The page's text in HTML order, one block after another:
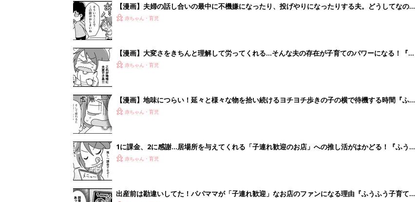
【漫画】夫婦の話し合いの最中に不機嫌になったり、投げやりになったりする夫。どうしてなの⁉︎
『ふうふう子育て ＃73』
赤ちゃん・育児
【漫画】大変さをきちんと理解して労ってくれる…そんな夫の存在が子育てのパワーになる！『ふ
うふう子育て ＃72』
赤ちゃん・育児
【漫画】地味につらい！延々と様々な物を拾い続けるヨチヨチ歩きの子の横で待機する時間『ふう
ふう子育て ＃71』
赤ちゃん・育児
1に課金、2に感謝…居場所を与えてくれる「子連れ歓迎のお店」への推し活がはかどる！『ふうふ
う子育て ＃70』
赤ちゃん・育児
出産前は勘違いしてた！パパママが「子連れ歓迎」なお店のファンになる理由『ふうふう子育て